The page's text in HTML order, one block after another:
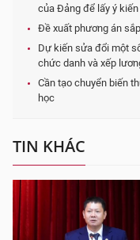
của Đảng để lấy ý
Đề xuất phương án
Dự kiến sửa đổi một
chức danh và xếp
Cần tạo chuyển biến
học
TIN KHÁC